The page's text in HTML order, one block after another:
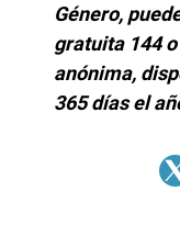
Género,
gratuita 144
anónima,
365 días el